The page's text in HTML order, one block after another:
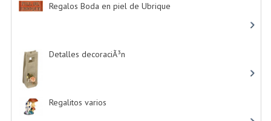
Regalos Boda en piel de Ubrique
Detalles decoraciÃ³n
Regalitos varios